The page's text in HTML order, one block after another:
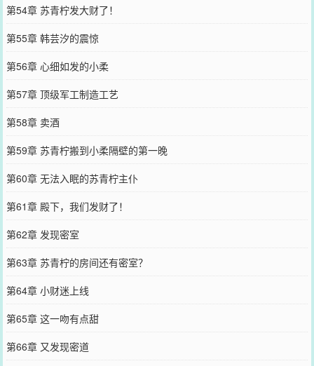
第54章 苏青柠发大财了！
第55章 韩芸汐的震惊
第56章 心细如发的小柔
第57章 顶级军工制造工艺
第58章 卖酒
第59章 苏青柠搬到小柔隔壁的第一晚
第60章 无法入眠的苏青柠主仆
第61章 殿下，我们发财了！
第62章 发现密室
第63章 苏青柠的房间还有密室？
第64章 小财迷上线
第65章 这一吻有点甜
第66章 又发现密道